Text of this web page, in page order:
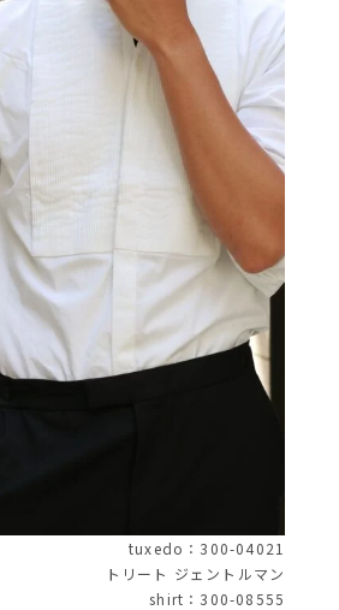
tuxedo：300-04021
トリート ジェントルマン
shirt：300-08555